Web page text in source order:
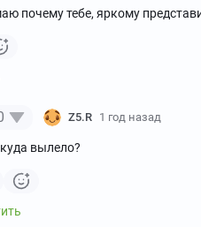
почему тебе, яркому
Z5.R 1 год назад
вылело?